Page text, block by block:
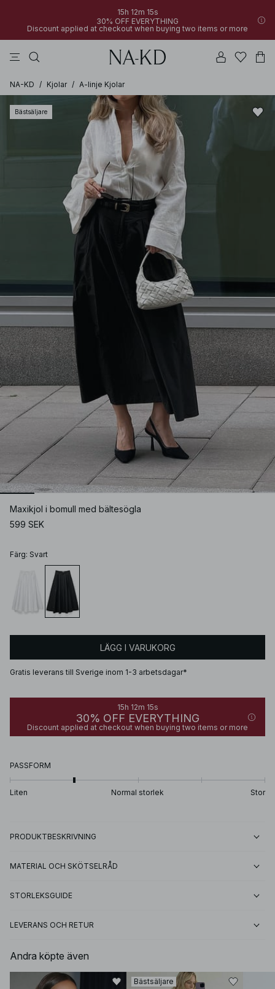
15h 12m 15s
30% OFF EVERYTHING
Discount applied at checkout when buying two items or more
NA-KD / Kjolar / A-linje Kjolar
Bästsäljare
Maxikjol i bomull med bältesögla
599 SEK
Färg: Svart
LÄGG I VARUKORG
Gratis leverans till Sverige inom 1-3 arbetsdagar*
15h 12m 15s
30% OFF EVERYTHING
Discount applied at checkout when buying two items or more
PASSFORM
Liten Normal storlek Stor
PRODUKTBESKRIVNING
MATERIAL OCH SKÖTSELRÅD
STORLEKSGUIDE
LEVERANS OCH RETUR
Andra köpte även
Bästsäljare